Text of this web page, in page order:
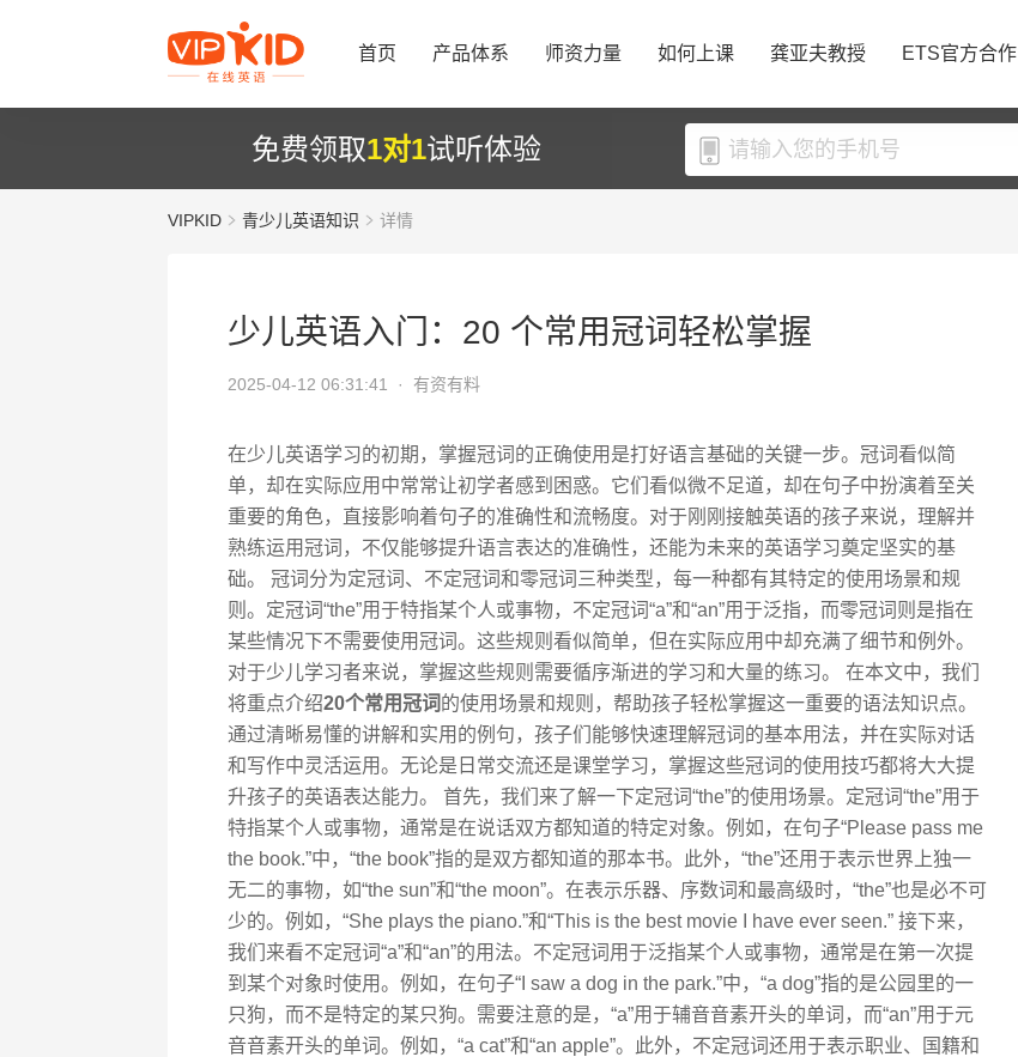
首页 产品体系 师资力量 如何上课 龚亚夫教授 ETS官方合作
免费领取1对1试听体验
VIPKID 青少儿英语知识 详情
少儿英语入门：20 个常用冠词轻松掌握
2025-04-12 06:31:41 · 有资有料
在少儿英语学习的初期，掌握冠词的正确使用是打好语言基础的关键一步。冠词看似简
单，却在实际应用中常常让初学者感到困惑。它们看似微不足道，却在句子中扮演着至关
重要的角色，直接影响着句子的准确性和流畅度。对于刚刚接触英语的孩子来说，理解并
熟练运用冠词，不仅能够提升语言表达的准确性，还能为未来的英语学习奠定坚实的基
础。 冠词分为定冠词、不定冠词和零冠词三种类型，每一种都有其特定的使用场景和规
则。定冠词“the”用于特指某个人或事物，不定冠词“a”和“an”用于泛指，而零冠词则是指在
某些情况下不需要使用冠词。这些规则看似简单，但在实际应用中却充满了细节和例外。
对于少儿学习者来说，掌握这些规则需要循序渐进的学习和大量的练习。 在本文中，我们
将重点介绍20个常用冠词 的使用场景和规则，帮助孩子轻松掌握这一重要的语法知识点。
通过清晰易懂的讲解和实用的例句，孩子们能够快速理解冠词的基本用法，并在实际对话
和写作中灵活运用。无论是日常交流还是课堂学习，掌握这些冠词的使用技巧都将大大提
升孩子的英语表达能力。 首先，我们来了解一下定冠词“the”的使用场景。定冠词“the”用于
特指某个人或事物，通常是在说话双方都知道的特定对象。例如，在句子“Please pass me
the book.”中，“the book”指的是双方都知道的那本书。此外，“the”还用于表示世界上独一
无二的事物，如“the sun”和“the moon”。在表示乐器、序数词和最高级时，“the”也是必不可
少的。例如，“She plays the piano.”和“This is the best movie I have ever seen.” 接下来，
我们来看不定冠词“a”和“an”的用法。不定冠词用于泛指某个人或事物，通常是在第一次提
到某个对象时使用。例如，在句子“I saw a dog in the park.”中，“a dog”指的是公园里的一
只狗，而不是特定的某只狗。需要注意的是，“a”用于辅音音素开头的单词，而“an”用于元
音音素开头的单词。例如，“a cat”和“an apple”。此外，不定冠词还用于表示职业、国籍和